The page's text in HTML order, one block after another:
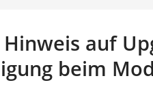
auf
beim